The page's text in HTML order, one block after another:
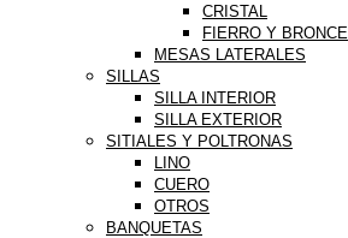
CRISTAL
FIERRO Y BRONCE
MESAS LATERALES
SILLAS
SILLA INTERIOR
SILLA EXTERIOR
SITIALES Y POLTRONAS
LINO
CUERO
OTROS
BANQUETAS